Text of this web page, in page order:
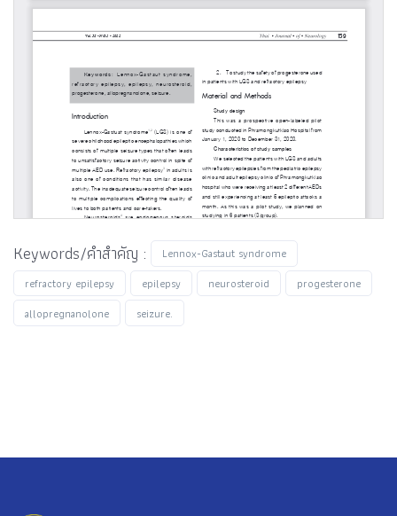
Keywords/คำสำคัญ :
Lennox-Gastaut syndrome
refractory epilepsy
epilepsy neurosteroid
progesterone
allopregnanolone
seizure.